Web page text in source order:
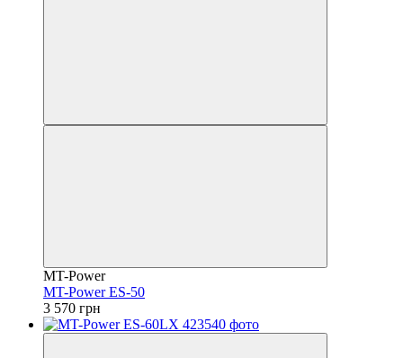
MT-Power
MT-Power ES-50
3 570 грн